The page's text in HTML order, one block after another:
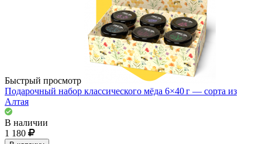
Быстрый просмотр
Подарочный набор классического мёда 6×40 г — сорта из
Алтая
В наличии
1 180